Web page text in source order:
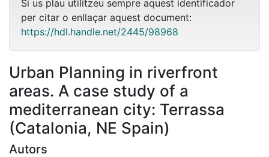
Si us plau utilitzeu sempre aquest identificador
per citar o enllaçar aquest document:
https://hdl.handle.net/2445/98968
Urban Planning in riverfront
areas. A case study of a
mediterranean city: Terrassa
(Catalonia, NE Spain)
Autors